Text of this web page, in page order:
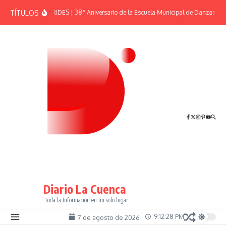
TÍTULOSEFEMÉRIDES | 38° Aniversario de la Escuela Municipal de Danzas “El
Diario La Cuenca
Toda la Información en un solo lugar
7 de agosto de 2026 9:12:29 PM